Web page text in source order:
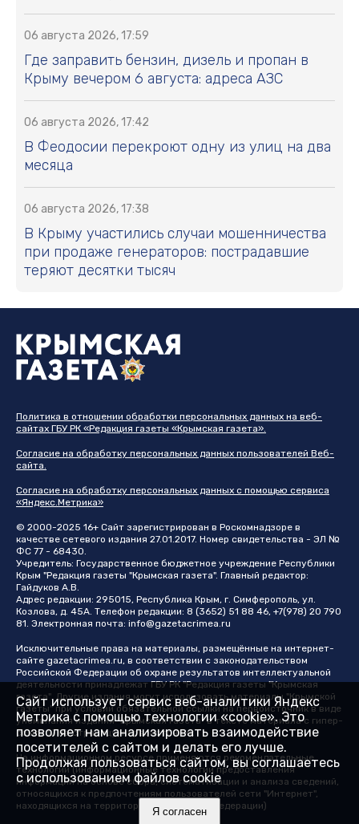
06 августа 2026, 17:59
Где заправить бензин, дизель и пропан в
Крыму вечером 6 августа: адреса АЗС
06 августа 2026, 17:42
В Феодосии перекроют одну из улиц на два
месяца
06 августа 2026, 17:38
В Крыму участились случаи мошенничества
при продаже генераторов: пострадавшие
теряют десятки тысяч
Политика в отношении обработки персональных данных на веб-
сайтах ГБУ РК «Редакция газеты «Крымская газета».
Согласие на обработку персональных данных пользователей Веб-
сайта.
Согласие на обработку персональных данных с помощью сервиса
«Яндекс.Метрика»
© 2000-2025 16+ Сайт зарегистрирован в Роскомнадзоре в
качестве сетевого издания 27.01.2017. Номер свидетельства - ЭЛ №
ФС 77 - 68430.
Учредитель: Государственное бюджетное учреждение Республики
Крым "Редакция газеты "Крымская газета". Главный редактор:
Гайдуков А.В.
Адрес редакции: 295015, Республика Крым, г. Симферополь, ул.
Козлова, д. 45А. Телефон редакции: 8 (3652) 51 88 46, +7(978) 20 790
81. Электронная почта: info@gazetacrimea.ru
Исключительные права на материалы, размещённые на интернет-
сайте gazetacrimea.ru, в соответствии с законодательством
Российской Федерации об охране результатов интеллектуальной
деятельности принадлежат ГБУ РК "Редакция газеты "Крымская
газета". Другие издания могут использовать материалы "Крымской
газеты" при условии обязательной ссылки на первоисточник в виде
упоминания издания "Крымская газета" в тексте материала с гипер-
ссылкой на страницу-первоисточник
На информационном ресурсе применяются рекомендательные
технологии (информационные технологии предоставления
информации на основе сбора, систематизации и анализа сведений,
относящихся к предпочтениям пользователей сети "Интернет",
находящихся на территории Российской Федерации)
Сайт использует сервис веб-аналитики Яндекс
Метрика с помощью технологии «cookie». Это
позволяет нам анализировать взаимодействие
посетителей с сайтом и делать его лучше.
Продолжая пользоваться сайтом, вы соглашаетесь
с использованием файлов cookie
Я согласен